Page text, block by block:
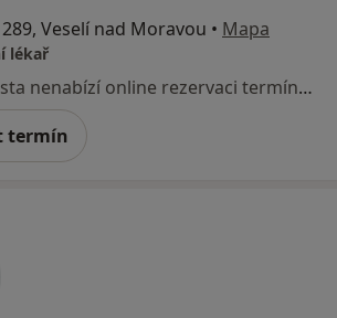
Veselí nad Moravou • Mapa
lékař
Tento specialista nenabízí online rezervaci termínu na této adrese.
termín